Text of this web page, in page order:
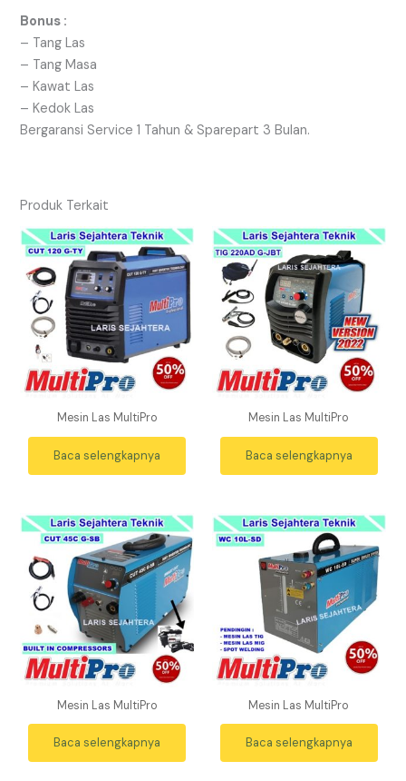
Bonus :
– Tang Las
– Tang Masa
– Kawat Las
– Kedok Las
Bergaransi Service 1 Tahun & Sparepart 3 Bulan.
Produk Terkait
Mesin Las MultiPro
Baca selengkapnya
Mesin Las MultiPro
Baca selengkapnya
Mesin Las MultiPro
Baca selengkapnya
Mesin Las MultiPro
Baca selengkapnya